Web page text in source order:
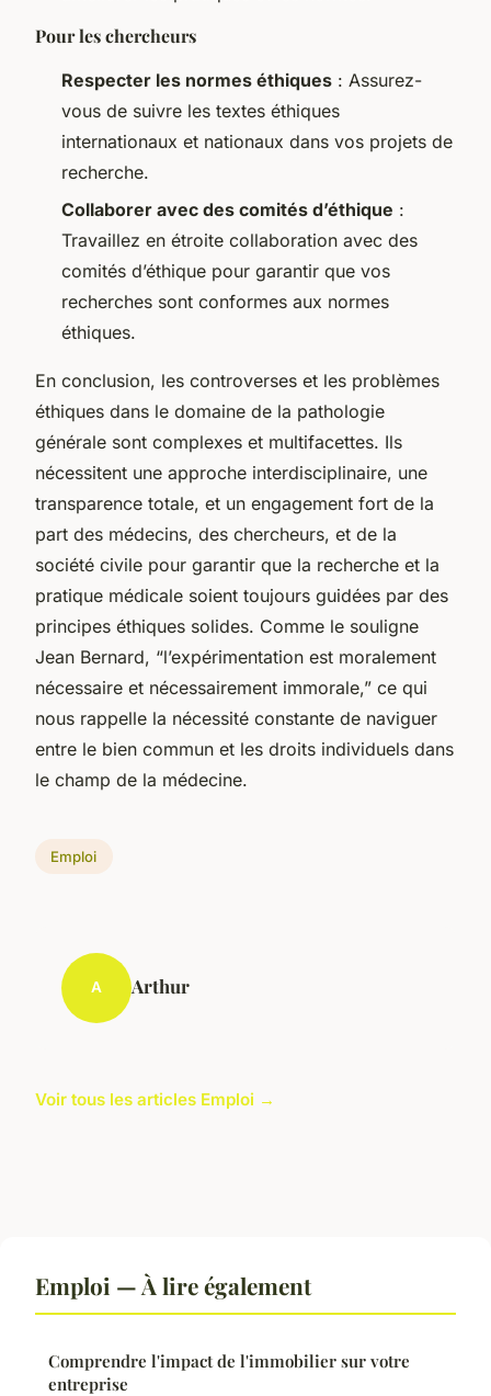
Pour les chercheurs
Respecter les normes éthiques : Assurez-
vous de suivre les textes éthiques
internationaux et nationaux dans vos projets de
recherche.
Collaborer avec des comités d’éthique :
Travaillez en étroite collaboration avec des
comités d’éthique pour garantir que vos
recherches sont conformes aux normes
éthiques.
En conclusion, les controverses et les problèmes
éthiques dans le domaine de la pathologie
générale sont complexes et multifacettes. Ils
nécessitent une approche interdisciplinaire, une
transparence totale, et un engagement fort de la
part des médecins, des chercheurs, et de la
société civile pour garantir que la recherche et la
pratique médicale soient toujours guidées par des
principes éthiques solides. Comme le souligne
Jean Bernard, “l’expérimentation est moralement
nécessaire et nécessairement immorale,” ce qui
nous rappelle la nécessité constante de naviguer
entre le bien commun et les droits individuels dans
le champ de la médecine.
Emploi
A Arthur
Voir tous les articles Emploi →
Emploi — À lire également
Comprendre l'impact de l'immobilier sur votre
entreprise